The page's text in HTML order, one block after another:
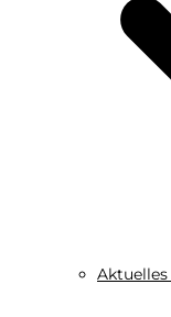
Aktuelles